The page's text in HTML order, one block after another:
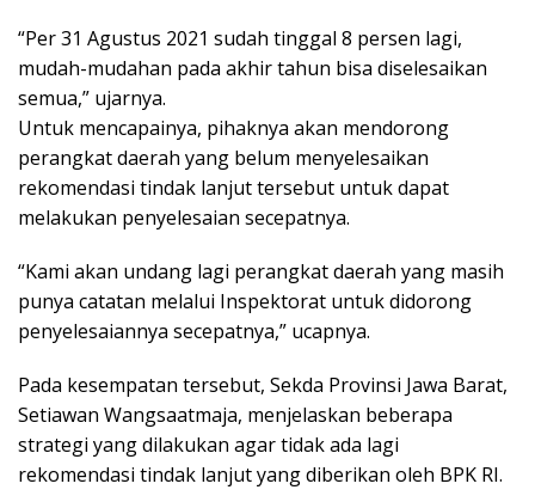
“Per 31 Agustus 2021 sudah tinggal 8 persen lagi,
mudah-mudahan pada akhir tahun bisa diselesaikan
semua,” ujarnya.
Untuk mencapainya, pihaknya akan mendorong
perangkat daerah yang belum menyelesaikan
rekomendasi tindak lanjut tersebut untuk dapat
melakukan penyelesaian secepatnya.
“Kami akan undang lagi perangkat daerah yang masih
punya catatan melalui Inspektorat untuk didorong
penyelesaiannya secepatnya,” ucapnya.
Pada kesempatan tersebut, Sekda Provinsi Jawa Barat,
Setiawan Wangsaatmaja, menjelaskan beberapa
strategi yang dilakukan agar tidak ada lagi
rekomendasi tindak lanjut yang diberikan oleh BPK RI.